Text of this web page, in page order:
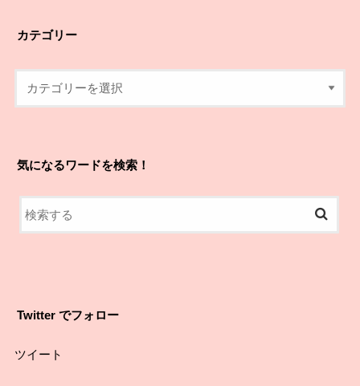
カテゴリー
気になるワードを検索！
Twitter でフォロー
ツイート